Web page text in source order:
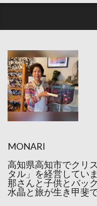
MONARI
高知県高知市でクリ
タル」を経営してい
那さんと子供とバッ
水晶と旅が生き甲斐